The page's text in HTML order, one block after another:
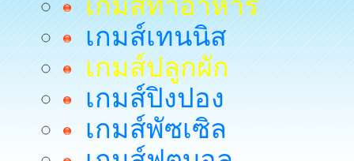
เกมส์เทนนิส
เกมส์ปลูกผัก
เกมส์ปิงปอง
เกมส์พัซเซิล